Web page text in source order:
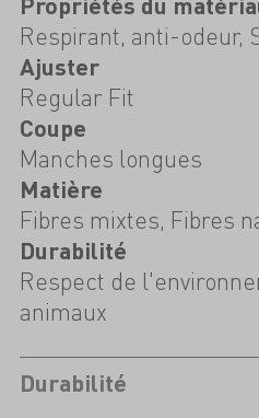
Respirant, anti-odeur,
Ajuster
Regular Fit
Coupe
Manches longues
Matière
Fibres mixtes, Fibres
Durabilité
Respect de
animaux
Durabilité